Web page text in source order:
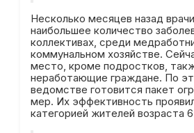
Несколько месяцев назад
наибольшее количество
коллективах, среди
коммунальном хозяйстве.
место, кроме подростков,
неработающие граждане. По
ведомстве готовится пакет
мер. Их эффективность
категорией жителей возраста